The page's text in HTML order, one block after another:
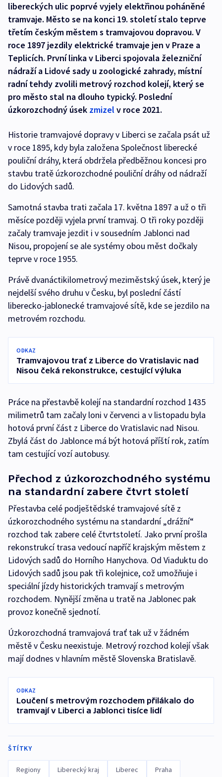
libereckých ulic poprvé vyjely elektřinou poháněné
tramvaje. Město se na konci 19. století stalo teprve
třetím českým městem s tramvajovou dopravou. V
roce 1897 jezdily elektrické tramvaje jen v Praze a
Teplicích. První linka v Liberci spojovala železniční
nádraží a Lidové sady u zoologické zahrady, místní
radní tehdy zvolili metrový rozchod kolejí, který se
pro město stal na dlouho typický. Poslední
úzkorozchodný úsek zmizel v roce 2021.
Historie tramvajové dopravy v Liberci se začala psát už
v roce 1895, kdy byla založena Společnost liberecké
pouliční dráhy, která obdržela předběžnou koncesi pro
stavbu tratě úzkorozchodné pouliční dráhy od nádraží
do Lidových sadů.
Samotná stavba trati začala 17. května 1897 a už o tři
měsíce později vyjela první tramvaj. O tři roky později
začaly tramvaje jezdit i v sousedním Jablonci nad
Nisou, propojení se ale systémy obou měst dočkaly
teprve v roce 1955.
Právě dvanáctikilometrový meziměstský úsek, který je
nejdelší svého druhu v Česku, byl poslední částí
liberecko-jablonecké tramvajové sítě, kde se jezdilo na
metrovém rozchodu.
ODKAZ
Tramvajovou trať z Liberce do Vratislavic nad
Nisou čeká rekonstrukce, cestující výluka
Práce na přestavbě kolejí na standardní rozchod 1435
milimetrů tam začaly loni v červenci a v listopadu byla
hotová první část z Liberce do Vratislavic nad Nisou.
Zbylá část do Jablonce má být hotová příští rok, zatím
tam cestující vozí autobusy.
Přechod z úzkorozchodného systému
na standardní zabere čtvrt století
Přestavba celé podještědské tramvajové sítě z
úzkorozchodného systému na standardní „drážní“
rozchod tak zabere celé čtvrtstoletí. Jako první prošla
rekonstrukcí trasa vedoucí napříč krajským městem z
Lidových sadů do Horního Hanychova. Od Viaduktu do
Lidových sadů jsou pak tři kolejnice, což umožňuje i
speciální jízdy historických tramvají s metrovým
rozchodem. Nynější změna u tratě na Jablonec pak
provoz konečně sjednotí.
Úzkorozchodná tramvajová trať tak už v žádném
městě v Česku neexistuje. Metrový rozchod kolejí však
mají dodnes v hlavním městě Slovenska Bratislavě.
ODKAZ
Loučení s metrovým rozchodem přilákalo do
tramvají v Liberci a Jablonci tisíce lidí
ŠTÍTKY
Regiony Liberecký kraj Liberec Praha